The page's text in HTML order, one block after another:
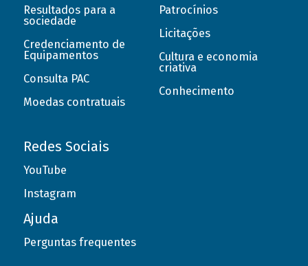
Resultados para a
sociedade
Credenciamento de
Equipamentos
Consulta PAC
Moedas contratuais
Patrocínios
Licitações
Cultura e economia
criativa
Conhecimento
Redes Sociais
YouTube
Instagram
Ajuda
Perguntas frequentes